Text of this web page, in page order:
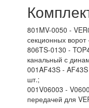
801MV-0050 -
секционных ворот
806TS-0130 -
канальный с
001AF43S -
шт.;
001V06003 -
передачей для